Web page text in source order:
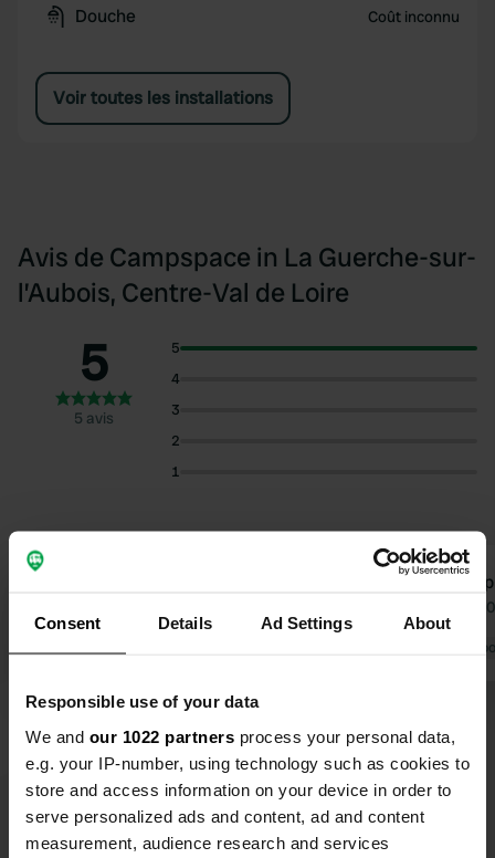
Consent Details Ad Settings About
Responsible use of your data
We and our 1022 partners process your personal data,
e.g. your IP-number, using technology such as cookies to
store and access information on your device in order to
serve personalized ads and content, ad and content
measurement, audience research and services
Douche Coût inconnu
Voir toutes les installations
Avis de Campspace in La Guerche-sur-
l’Aubois, Centre-Val de Loire
5
5 avis
5
4
3
2
1
Traduit par Google
avr.
Traduit par